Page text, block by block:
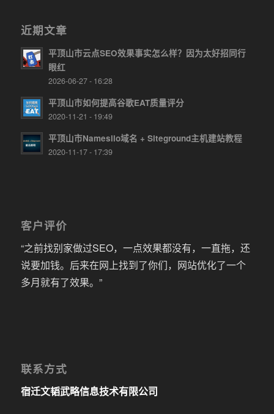
近期文章
平顶山市云点SEO效果事实怎么样？因为太好招同行
眼红
2026-06-27 - 16:28
平顶山市如何提高谷歌EAT质量评分
2020-11-21 - 19:49
平顶山市Namesilo域名 + Siteground主机建站教程
2020-11-17 - 17:39
客户评价
“之前找别家做过SEO，一点效果都没有，一直拖，还
说要加钱。后来在网上找到了你们，网站优化了一个
多月就有了效果。”
联系方式
宿迁文韬武略信息技术有限公司